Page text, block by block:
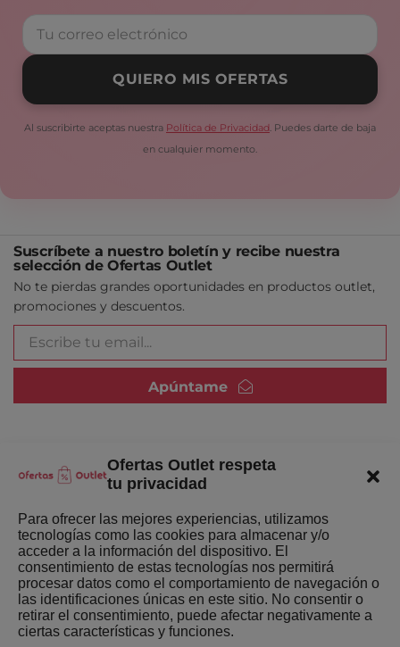
Ofertas Outlet respeta
tu privacidad
Para ofrecer las mejores experiencias, utilizamos
tecnologías como las cookies para almacenar y/o
acceder a la información del dispositivo. El
consentimiento de estas tecnologías nos permitirá
procesar datos como el comportamiento de navegación o
las identificaciones únicas en este sitio. No consentir o
retirar el consentimiento, puede afectar negativamente a
ciertas características y funciones.
QUIERO MIS OFERTAS
Al suscribirte aceptas nuestra Política de Privacidad . Puedes darte de baja
en cualquier momento.
Suscríbete a nuestro boletín y recibe nuestra
selección de Ofertas Outlet
No te pierdas grandes oportunidades en productos outlet,
promociones y descuentos.
Apúntame
Quienes somos
Últimas Novedades
Mejores ofertas de la semana